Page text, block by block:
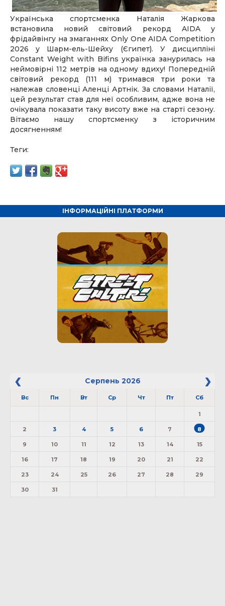
Українська спортсменка Наталія Жаркова
встановила новий світовий рекорд AIDA у
фрідайвінгу на змаганнях Only One AIDA Competition
2026 у Шарм-ель-Шейху (Єгипет). У дисципліні
Constant Weight with Bifins українка занурилась на
неймовірні 112 метрів на одному вдиху! Попередній
світовий рекорд (111 м) тримався три роки та
належав словенці Аленці Артнік. За словами Наталії,
цей результат став для неї особливим, адже вона не
очікувала показати таку висоту вже на старті сезону.
Вітаємо нашу спортсменку з історичним
досягненням!
Теги:
ІНФОРМАЦІЙНІ ПЛАТФОРМИ
Серпень 2026
Вс Пн Вт Ср Чт Пт Сб
1
2 3 4 5 6 7 8
9 10 11 12 13 14 15
16 17 18 19 20 21 22
23 24 25 26 27 28 29
30 31